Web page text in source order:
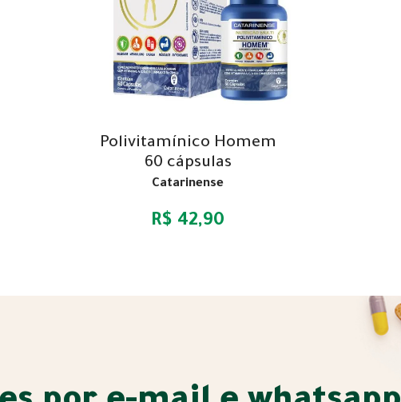
Polivitamínico Homem
60 cápsulas
Catarinense
R$ 42,90